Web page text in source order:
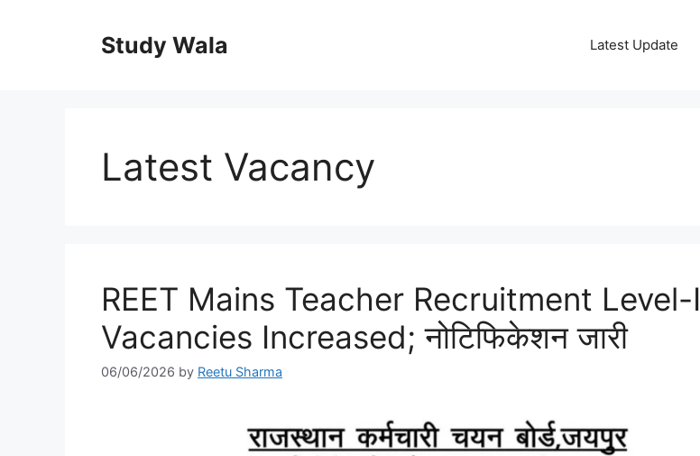
Study Wala Latest Update
Latest Vacancy
REET Mains Teacher Recruitment Level-I
Vacancies Increased; नोटिफिकेशन जारी
06/06/2026 by Reetu Sharma